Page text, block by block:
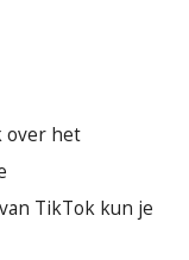
over het
TikTok kun je